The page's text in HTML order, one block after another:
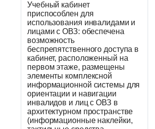
Учебный кабинет
приспособлен для
использования инвалидами и
лицами с ОВЗ: обеспечена
возможность
беспрепятственного доступа в
кабинет, расположенный на
первом этаже, размещены
элементы комплексной
информационной системы для
ориентации и навигации
инвалидов и лиц с ОВЗ в
архитектурном пространстве
(информационные наклейки,